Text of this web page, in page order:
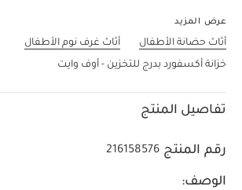
عرض المزيد
أثاث حضانة الأطفال
أثاث غرف نوم الأطفال
خزانة أكسفورد بدرج للتخزين - أوف وايت
تفاصيل المنتج
رقم المنتج 216158576
الوصف: